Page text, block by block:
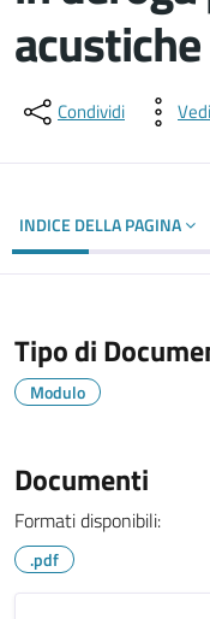
acustiche
Dettagli del
Condividi
INDICE DELLA PAGINA
Tipo di
Modulo
Documenti
Formati disponibili:
.pdf